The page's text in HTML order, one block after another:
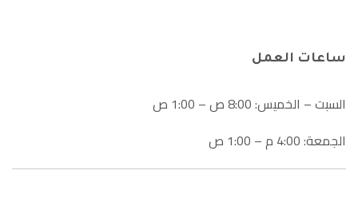
ساعات العمل
السبت – الخميس: 8:00 ص – 1:00 ص
الجمعة: 4:00 م – 1:00 ص